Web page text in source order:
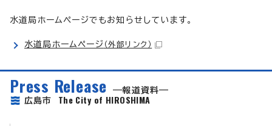
水道局ホームページでもお知らせしています。
水道局ホームページ （外部リンク）
Press Release
報道資料
広島市 The City of HIROSHIMA